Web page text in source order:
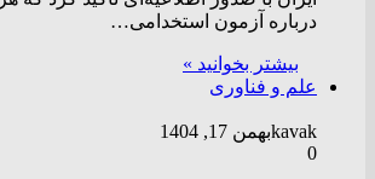
درباره آزمون استخدامی…
بیشتر بخوانید »
علم و فناوری
kavakبهمن 17, 1404
0